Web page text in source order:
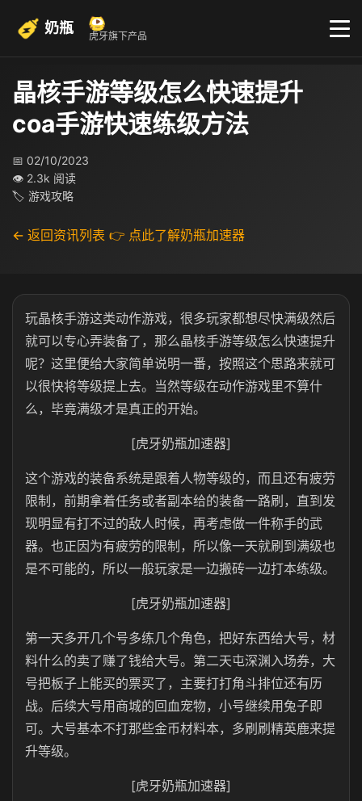
奶瓶 虎牙旗下产品
晶核手游等级怎么快速提升
coa手游快速练级方法
📅 02/10/2023
👁 2.3k 阅读
🏷 游戏攻略
← 返回资讯列表 👉 点此了解奶瓶加速器
玩晶核手游这类动作游戏，很多玩家都想尽快满级然后
就可以专心弄装备了，那么晶核手游等级怎么快速提升
呢？这里便给大家简单说明一番，按照这个思路来就可
以很快将等级提上去。当然等级在动作游戏里不算什
么，毕竟满级才是真正的开始。
[虎牙奶瓶加速器]
这个游戏的装备系统是跟着人物等级的，而且还有疲劳
限制，前期拿着任务或者副本给的装备一路刷，直到发
现明显有打不过的敌人时候，再考虑做一件称手的武
器。也正因为有疲劳的限制，所以像一天就刷到满级也
是不可能的，所以一般玩家是一边搬砖一边打本练级。
[虎牙奶瓶加速器]
第一天多开几个号多练几个角色，把好东西给大号，材
料什么的卖了赚了钱给大号。第二天屯深渊入场券，大
号把板子上能买的票买了，主要打打角斗排位还有历
战。后续大号用商城的回血宠物，小号继续用兔子即
可。大号基本不打那些金币材料本，多刷刷精英鹿来提
升等级。
[虎牙奶瓶加速器]